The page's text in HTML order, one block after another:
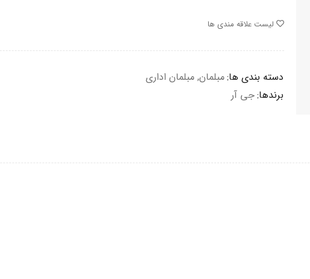
لیست علاقه مندی ها
دسته بندی ها:مبلمان, مبلمان اداری
برندها:جی آر